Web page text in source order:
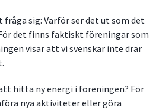
fråga sig: Varför ser det ut som det
det finns faktiskt föreningar som
visar att vi svenskar inte drar
hitta ny energi i föreningen? För
nya aktiviteter eller göra